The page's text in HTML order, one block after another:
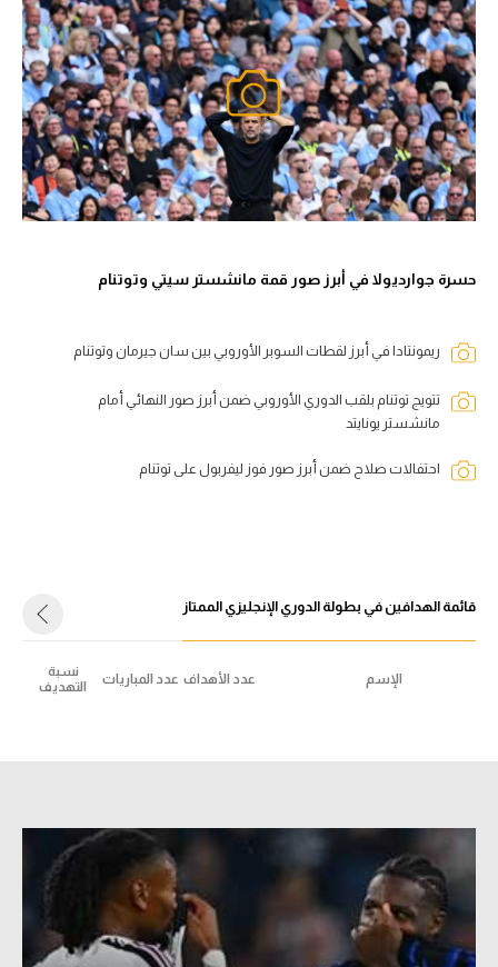
حسرة جوارديولا في أبرز صور قمة مانشستر سيتي وتوتنام
ريمونتادا في أبرز لقطات السوبر الأوروبي بين سان جيرمان وتوتنام
تتويج توتنام بلقب الدوري الأوروبي ضمن أبرز صور النهائي أمام
مانشستر يونايتد
احتفالات صلاح ضمن أبرز صور فوز ليفربول على توتنام
قائمة الهدافين في بطولة الدوري الإنجليزي الممتاز
الإسم عدد الأهداف عدد المباريات
نسبة
التهديف